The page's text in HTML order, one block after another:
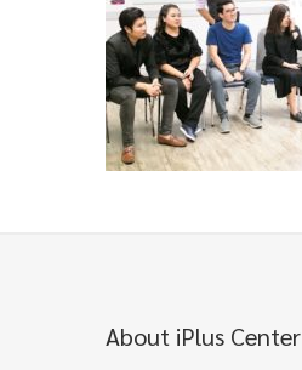
About iPlus Center